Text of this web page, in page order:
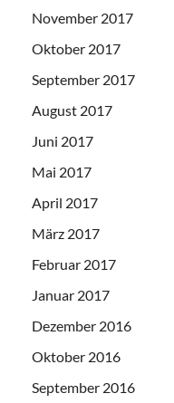
November 2017
Oktober 2017
September 2017
August 2017
Juni 2017
Mai 2017
April 2017
März 2017
Februar 2017
Januar 2017
Dezember 2016
Oktober 2016
September 2016